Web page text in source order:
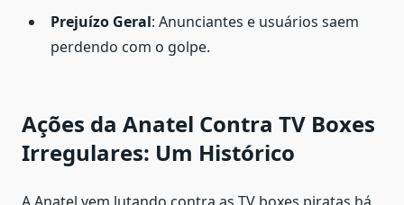
Prejuízo Geral: Anunciantes e usuários saem
perdendo com o golpe.
Ações da Anatel Contra TV Boxes
Irregulares: Um Histórico
A Anatel vem lutando contra as TV boxes piratas há